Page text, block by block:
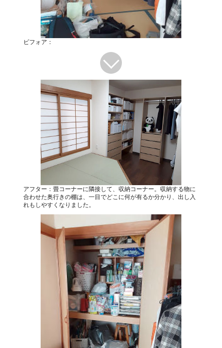
ビフォア：
アフター：畳コーナーに隣接して、収納コーナー。収納する物に
合わせた奥行きの棚は、一目でどこに何が有るか分かり、出し入
れもしやすくなりました。